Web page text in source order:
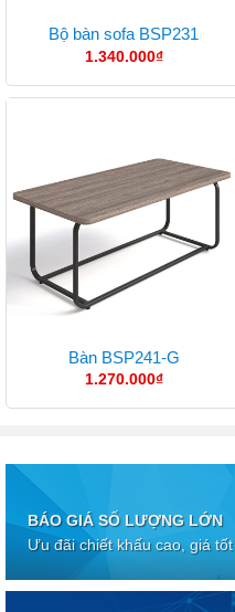
Bộ bàn sofa BSP231
1.340.000₫
Bàn BSP241-G
1.270.000₫
BÁO GIÁ SỐ LƯỢNG LỚN
Ưu đãi chiết khấu cao, giá tốt